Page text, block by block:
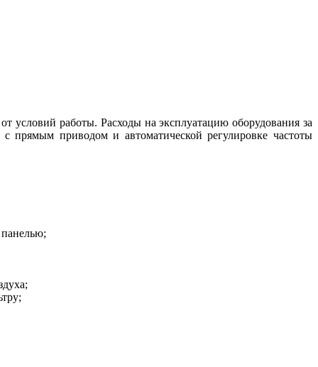
условий работы. Расходы на эксплуатацию оборудования за
прямым приводом и автоматической регулировке частоты